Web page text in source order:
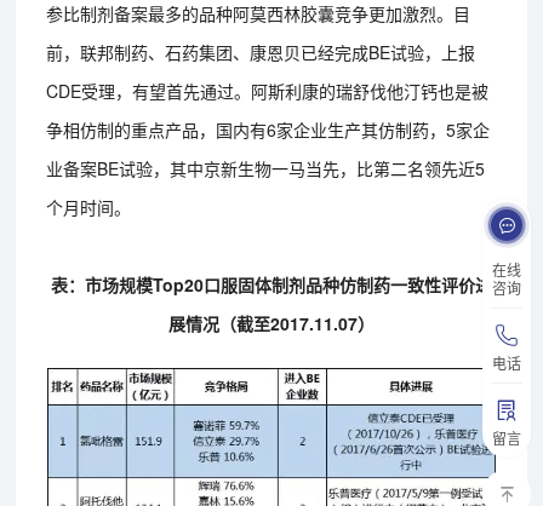
在线
咨询
电话
留言
参比制剂备案最多的品种阿莫西林胶囊竞争更加激烈。目
前，联邦制药、石药集团、康恩贝已经完成BE试验，上报
CDE受理，有望首先通过。阿斯利康的瑞舒伐他汀钙也是被
争相仿制的重点产品，国内有6家企业生产其仿制药，5家企
业备案BE试验，其中京新生物一马当先，比第二名领先近5
个月时间。
表：市场规模Top20口服固体制剂品种仿制药一致性评价进
展情况（截至2017.11.07）